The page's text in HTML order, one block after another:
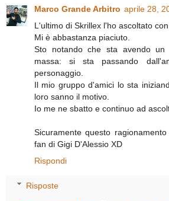
Marco Grande Arbitro aprile 28,
L'ultimo di Skrillex l'ho ascoltato
Mi è abbastanza piaciuto.
Sto notando che sta avendo
massa: si sta passando
personaggio.
Il mio gruppo d'amici lo sta
loro sanno il motivo.
Io me ne sbatto e continuo ad
Sicuramente questo
fan di Gigi D'Alessio XD
Rispondi
Risposte